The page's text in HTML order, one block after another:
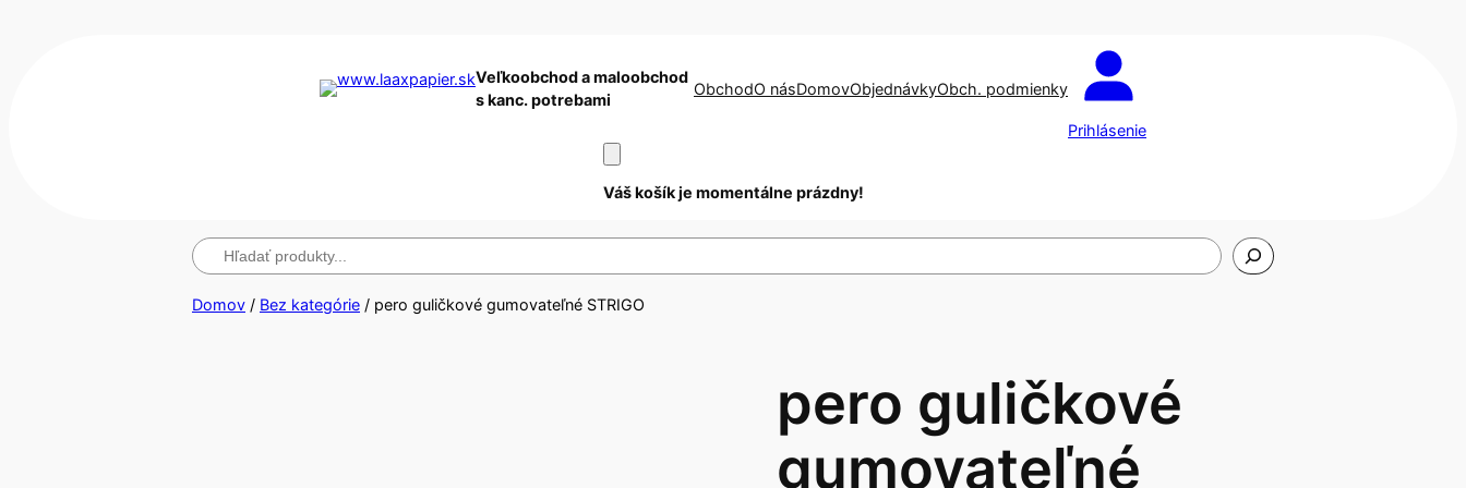
Veľkoobchod a maloobchod
s kanc. potrebami
ObchodO násDomovObjednávkyObch. podmienky
Prihlásenie
Váš košík je momentálne prázdny!
Hľadanie
Domov / Bez kategórie / pero guličkové gumovateľné STRIGO
pero guličkové
gumovateľné